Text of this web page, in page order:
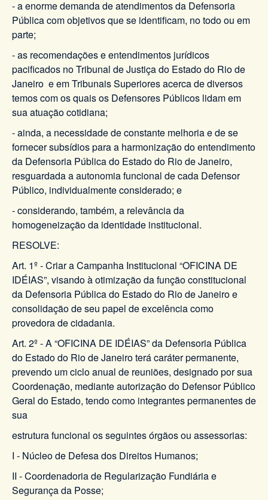
- a enorme demanda de atendimentos da Defensoria
Pública com objetivos que se identificam, no todo ou em
parte;
- as recomendações e entendimentos jurídicos
pacificados no Tribunal de Justiça do Estado do Rio de
Janeiro e em Tribunais Superiores acerca de diversos
temos com os quais os Defensores Públicos lidam em
sua atuação cotidiana;
- ainda, a necessidade de constante melhoria e de se
fornecer subsídios para a harmonização do entendimento
da Defensoria Pública do Estado do Rio de Janeiro,
resguardada a autonomia funcional de cada Defensor
Público, individualmente considerado; e
- considerando, também, a relevância da
homogeneização da identidade institucional.
RESOLVE:
Art. 1º - Criar a Campanha Institucional “OFICINA DE
IDÉIAS”, visando à otimização da função constitucional
da Defensoria Pública do Estado do Rio de Janeiro e
consolidação de seu papel de excelência como
provedora de cidadania.
Art. 2º - A “OFICINA DE IDÉIAS” da Defensoria Pública
do Estado do Rio de Janeiro terá caráter permanente,
prevendo um ciclo anual de reuniões, designado por sua
Coordenação, mediante autorização do Defensor Público
Geral do Estado, tendo como integrantes permanentes de
sua
estrutura funcional os seguintes órgãos ou assessorias:
I - Núcleo de Defesa dos Direitos Humanos;
II - Coordenadoria de Regularização Fundiária e
Segurança da Posse;